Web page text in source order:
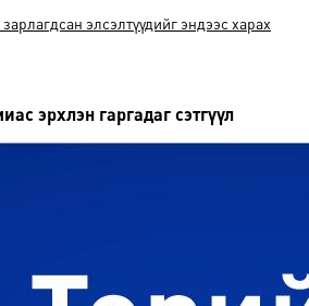
элсэлтүүдийг эндээс харах
эрхлэн гаргадаг сэтгүүл